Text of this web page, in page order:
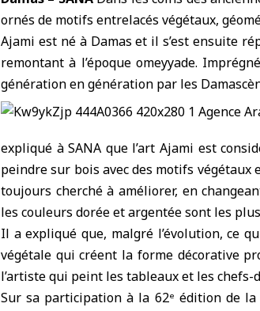
ornés de motifs entrelacés végétaux,
Ajami est né à Damas et il s’est ensuite
remontant à l’époque omeyyade.
génération en génération par les
expliqué à SANA que l’art Ajami est
peindre sur bois avec des motifs
toujours cherché à améliorer, en
les couleurs dorée et argentée sont les
Il a expliqué que, malgré l’évolution, ce
végétale qui créent la forme décorative
l’artiste qui peint les tableaux et les chefs-
Sur sa participation à la 62ᵉ édition de